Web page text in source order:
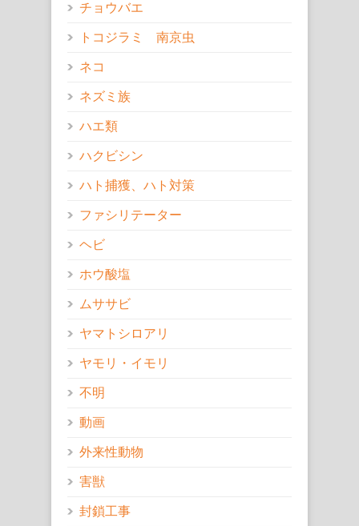
チョウバエ
トコジラミ 南京虫
ネコ
ネズミ族
ハエ類
ハクビシン
ハト捕獲、ハト対策
ファシリテーター
ヘビ
ホウ酸塩
ムササビ
ヤマトシロアリ
ヤモリ・イモリ
不明
動画
外来性動物
害獣
封鎖工事